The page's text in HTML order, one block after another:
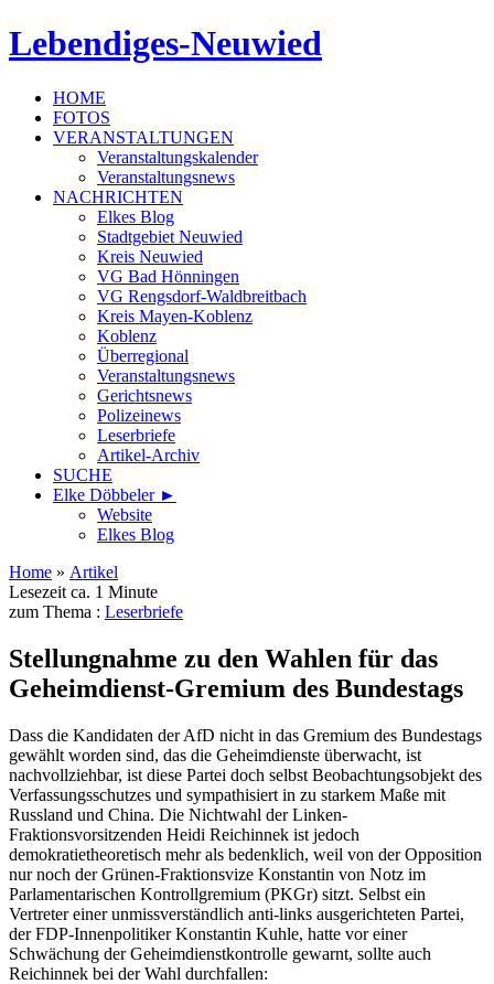
Lebendiges-Neuwied
HOME
FOTOS
VERANSTALTUNGEN
Veranstaltungskalender
Veranstaltungsnews
NACHRICHTEN
Elkes Blog
Stadtgebiet Neuwied
Kreis Neuwied
VG Bad Hönningen
VG Rengsdorf-Waldbreitbach
Kreis Mayen-Koblenz
Koblenz
Überregional
Veranstaltungsnews
Gerichtsnews
Polizeinews
Leserbriefe
Artikel-Archiv
SUCHE
Elke Döbbeler ►
Website
Elkes Blog
Home » Artikel
Lesezeit ca. 1 Minute
zum Thema : Leserbriefe
Stellungnahme zu den Wahlen für das
Geheimdienst-Gremium des Bundestags
Dass die Kandidaten der AfD nicht in das Gremium des Bundestags
gewählt worden sind, das die Geheimdienste überwacht, ist
nachvollziehbar, ist diese Partei doch selbst Beobachtungsobjekt des
Verfassungsschutzes und sympathisiert in zu starkem Maße mit
Russland und China. Die Nichtwahl der Linken-
Fraktionsvorsitzenden Heidi Reichinnek ist jedoch
demokratietheoretisch mehr als bedenklich, weil von der Opposition
nur noch der Grünen-Fraktionsvize Konstantin von Notz im
Parlamentarischen Kontrollgremium (PKGr) sitzt. Selbst ein
Vertreter einer unmissverständlich anti-links ausgerichteten Partei,
der FDP-Innenpolitiker Konstantin Kuhle, hatte vor einer
Schwächung der Geheimdienstkontrolle gewarnt, sollte auch
Reichinnek bei der Wahl durchfallen: